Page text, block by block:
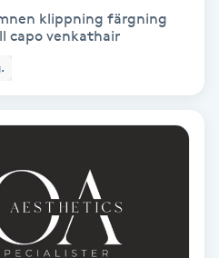
klippning färgning
slingor pernilla davidhall capo venkathair